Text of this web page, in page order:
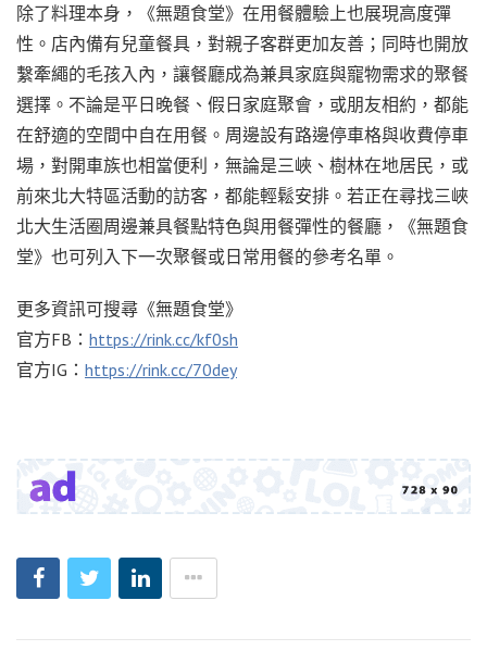
除了料理本身，《無題食堂》在用餐體驗上也展現高度彈
性。店內備有兒童餐具，對親子客群更加友善；同時也開放
繫牽繩的毛孩入內，讓餐廳成為兼具家庭與寵物需求的聚餐
選擇。不論是平日晚餐、假日家庭聚會，或朋友相約，都能
在舒適的空間中自在用餐。周邊設有路邊停車格與收費停車
場，對開車族也相當便利，無論是三峽、樹林在地居民，或
前來北大特區活動的訪客，都能輕鬆安排。若正在尋找三峽
北大生活圈周邊兼具餐點特色與用餐彈性的餐廳，《無題食
堂》也可列入下一次聚餐或日常用餐的參考名單。
更多資訊可搜尋《無題食堂》
官方FB： https://rink.cc/kf0sh
官方IG： https://rink.cc/70dey